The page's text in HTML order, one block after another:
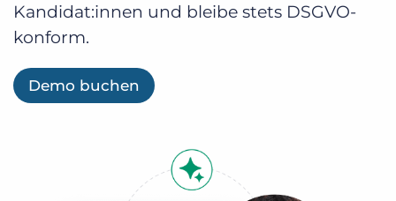
Kandidat:innen und bleibe stets DSGVO-
konform.
Demo buchen